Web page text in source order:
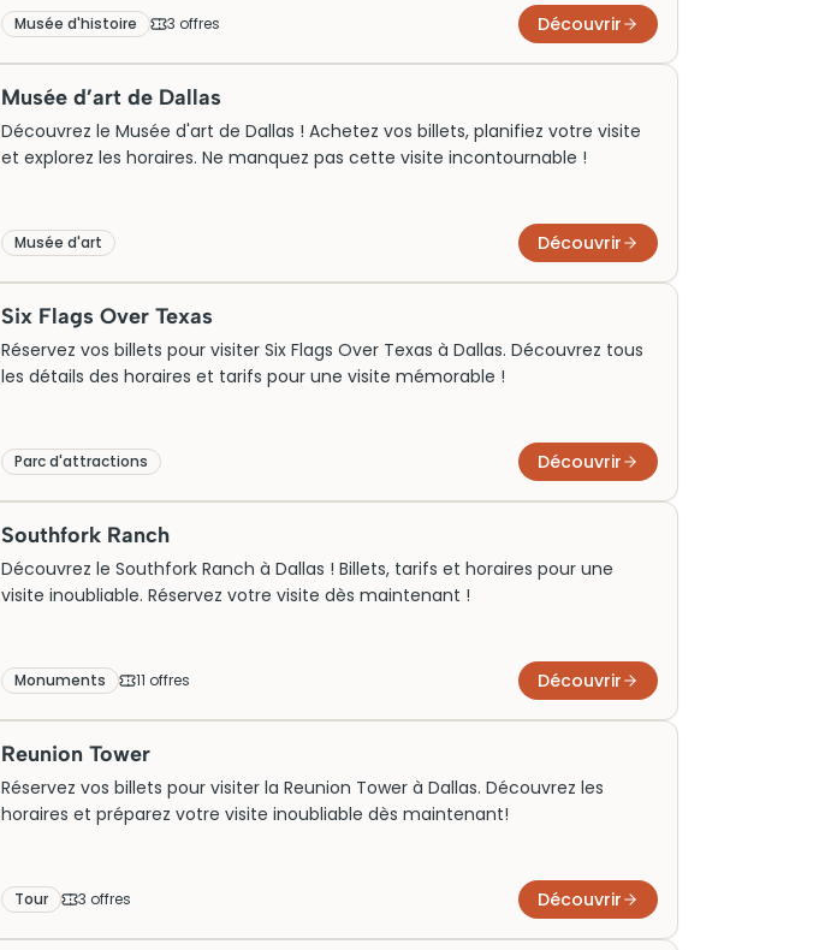
Musée d'histoire 3 offres Découvrir
Musée d’art de Dallas
Découvrez le Musée d'art de Dallas ! Achetez vos billets, planifiez votre visite
et explorez les horaires. Ne manquez pas cette visite incontournable !
Musée d'art Découvrir
Six Flags Over Texas
Réservez vos billets pour visiter Six Flags Over Texas à Dallas. Découvrez tous
les détails des horaires et tarifs pour une visite mémorable !
Parc d'attractions Découvrir
Southfork Ranch
Découvrez le Southfork Ranch à Dallas ! Billets, tarifs et horaires pour une
visite inoubliable. Réservez votre visite dès maintenant !
Monuments 11 offres Découvrir
Reunion Tower
Réservez vos billets pour visiter la Reunion Tower à Dallas. Découvrez les
horaires et préparez votre visite inoubliable dès maintenant!
Tour 3 offres Découvrir